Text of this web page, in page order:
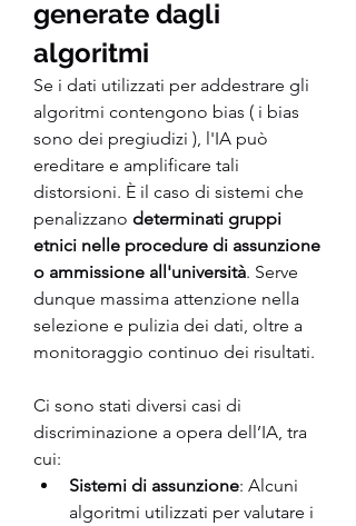
generate dagli
algoritmi
Se i dati utilizzati per addestrare gli
algoritmi contengono bias ( i bias
sono dei pregiudizi ), l'IA può
ereditare e amplificare tali
distorsioni. È il caso di sistemi che
penalizzano determinati gruppi
etnici nelle procedure di assunzione
o ammissione all'università. Serve
dunque massima attenzione nella
selezione e pulizia dei dati, oltre a
monitoraggio continuo dei risultati.
Ci sono stati diversi casi di
discriminazione a opera dell’IA, tra
cui:
Sistemi di assunzione: Alcuni
algoritmi utilizzati per valutare i